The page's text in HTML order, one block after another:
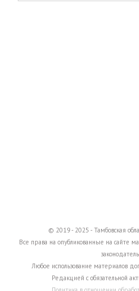
© 2019 - 2025 - Тамбовская
Все права на опубликованные на сайте
Любое использование материалов
Редакцией с обязательной